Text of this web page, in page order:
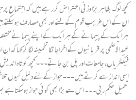
کچھ لوگ بظاہر بڑا وزنی اعتراض کر رہے ہیں کہ اجتماع
ان کے اس غریب قوم کے لئے اور بھی مصارف ہو سکتے
ہر ایک کے پیمانے کے ہر ایک کے اپنے پیمانے
عیدالاضحٰی پر قربانیوں کے اخراجاتکا تخمینہ لگا کر
فیکٹریاں، جامعات اور پل بن جاتے۔۔۔ کچھ کوتاہ
اسی انداز سے کرتے ہیں۔۔۔ جواز کےلئے دلیل کیوں
تعمیل حکم ربی۔۔۔ اس سے بڑا بھی کوئی جواز ہوسکتا ہے